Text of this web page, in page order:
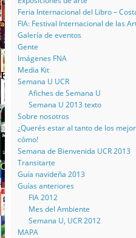
Feria Internacional del Libro –
FIA: Festival Internacional de las
Galería de eventos
Gente
Imágenes FNA
Media Kit
Semana U UCR
Afiches de Semana U
Semana U 2013 texto
Sobre nosotros
¿Querés estar al tanto de los
cómo!
Semana de Bienvenida UCR 2013
Transitarte
Guía navideña 2013
Guías anteriores
FIA 2012
Mes del Ambiente
Semana U, UCR 2012
MAPA